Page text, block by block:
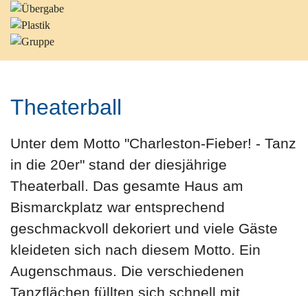
Theaterball
Unter dem Motto "Charleston-Fieber! - Tanz
in die 20er" stand der diesjährige
Theaterball. Das gesamte Haus am
Bismarckplatz war entsprechend
geschmackvoll dekoriert und viele Gäste
kleideten sich nach diesem Motto. Ein
Augenschmaus. Die verschiedenen
Tanzflächen füllten sich schnell mit